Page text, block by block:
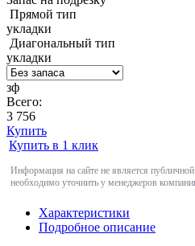
Прямой тип
укладки
Диагональный тип
укладки
зф
Всего:
3 756
Купить
Купить в 1 клик
Информация на сайте не является
необходимо уточнить у менеджеров
Характеристики
Подробное описание